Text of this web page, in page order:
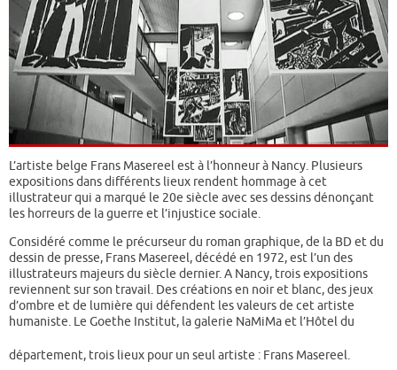
L’artiste belge Frans Masereel est à l’honneur à Nancy. Plusieurs
expositions dans différents lieux rendent hommage à cet
illustrateur qui a marqué le 20e siècle avec ses dessins dénonçant
les horreurs de la guerre et l’injustice sociale.
Considéré comme le précurseur du roman graphique, de la BD et du
dessin de presse, Frans Masereel, décédé en 1972, est l’un des
illustrateurs majeurs du siècle dernier. A Nancy, trois expositions
reviennent sur son travail. Des créations en noir et blanc, des jeux
d’ombre et de lumière qui défendent les valeurs de cet artiste
humaniste. Le Goethe Institut, la galerie NaMiMa et l’Hôtel du
département, trois lieux pour un seul artiste : Frans Masereel.